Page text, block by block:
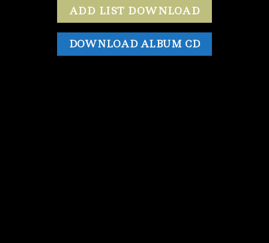
ADD LIST DOWNLOAD
DOWNLOAD ALBUM CD